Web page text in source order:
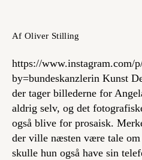
Af Oliver Stilling
https://www.instagram.com/
by=bundeskanzlerin Kunst
der tager billederne for
aldrig selv, og det
også blive for prosaisk.
der ville næsten være tale
skulle hun også have sin